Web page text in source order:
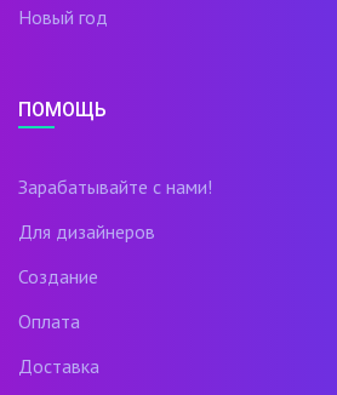
Новый год
ПОМОЩЬ
Зарабатывайте с нами!
Для дизайнеров
Создание
Оплата
Доставка